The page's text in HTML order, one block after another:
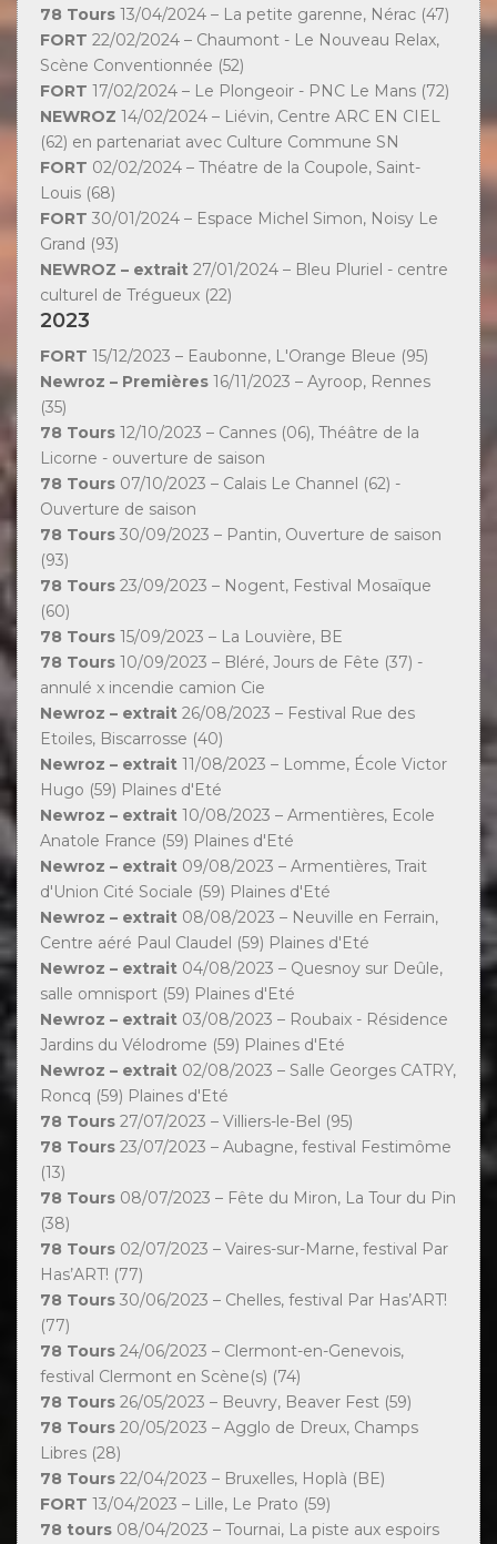
78 Tours 13/04/2024 – La petite garenne, Nérac (47)
FORT 22/02/2024 – Chaumont - Le Nouveau Relax,
Scène Conventionnée (52)
FORT 17/02/2024 – Le Plongeoir - PNC Le Mans (72)
NEWROZ 14/02/2024 – Liévin, Centre ARC EN CIEL
(62) en partenariat avec Culture Commune SN
FORT 02/02/2024 – Théatre de la Coupole, Saint-
Louis (68)
FORT 30/01/2024 – Espace Michel Simon, Noisy Le
Grand (93)
NEWROZ – extrait 27/01/2024 – Bleu Pluriel - centre
culturel de Trégueux (22)
2023
FORT 15/12/2023 – Eaubonne, L'Orange Bleue (95)
Newroz – Premières 16/11/2023 – Ayroop, Rennes
(35)
78 Tours 12/10/2023 – Cannes (06), Théâtre de la
Licorne - ouverture de saison
78 Tours 07/10/2023 – Calais Le Channel (62) -
Ouverture de saison
78 Tours 30/09/2023 – Pantin, Ouverture de saison
(93)
78 Tours 23/09/2023 – Nogent, Festival Mosaïque
(60)
78 Tours 15/09/2023 – La Louvière, BE
78 Tours 10/09/2023 – Bléré, Jours de Fête (37) -
annulé x incendie camion Cie
Newroz – extrait 26/08/2023 – Festival Rue des
Etoiles, Biscarrosse (40)
Newroz – extrait 11/08/2023 – Lomme, École Victor
Hugo (59) Plaines d'Eté
Newroz – extrait 10/08/2023 – Armentières, Ecole
Anatole France (59) Plaines d'Eté
Newroz – extrait 09/08/2023 – Armentières, Trait
d'Union Cité Sociale (59) Plaines d'Eté
Newroz – extrait 08/08/2023 – Neuville en Ferrain,
Centre aéré Paul Claudel (59) Plaines d'Eté
Newroz – extrait 04/08/2023 – Quesnoy sur Deûle,
salle omnisport (59) Plaines d'Eté
Newroz – extrait 03/08/2023 – Roubaix - Résidence
Jardins du Vélodrome (59) Plaines d'Eté
Newroz – extrait 02/08/2023 – Salle Georges CATRY,
Roncq (59) Plaines d'Eté
78 Tours 27/07/2023 – Villiers-le-Bel (95)
78 Tours 23/07/2023 – Aubagne, festival Festimôme
(13)
78 Tours 08/07/2023 – Fête du Miron, La Tour du Pin
(38)
78 Tours 02/07/2023 – Vaires-sur-Marne, festival Par
Has’ART! (77)
78 Tours 30/06/2023 – Chelles, festival Par Has’ART!
(77)
78 Tours 24/06/2023 – Clermont-en-Genevois,
festival Clermont en Scène(s) (74)
78 Tours 26/05/2023 – Beuvry, Beaver Fest (59)
78 Tours 20/05/2023 – Agglo de Dreux, Champs
Libres (28)
78 Tours 22/04/2023 – Bruxelles, Hoplà (BE)
FORT 13/04/2023 – Lille, Le Prato (59)
78 tours 08/04/2023 – Tournai, La piste aux espoirs